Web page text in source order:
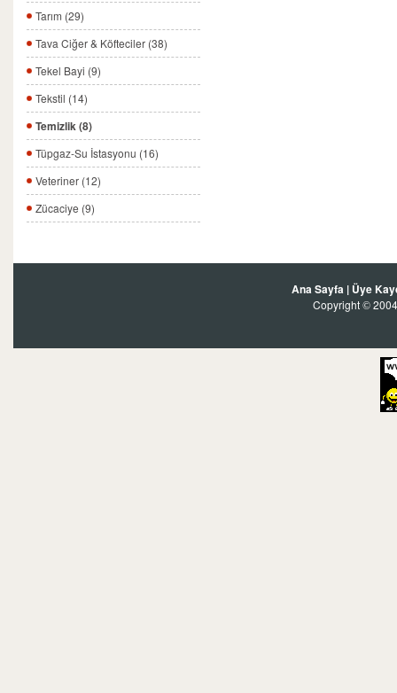
Tarım (29)
Tava Ciğer & Köfteciler (38)
Tekel Bayi (9)
Tekstil (14)
Temizlik (8)
Tüpgaz-Su İstasyonu (16)
Veteriner (12)
Zücaciye (9)
Ana Sayfa | Üye
Copyright ©